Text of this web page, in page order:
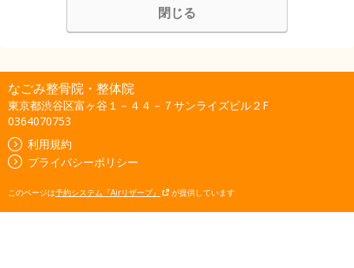
閉じる
なごみ整骨院・整体院
東京都渋谷区富ヶ谷１－４４－７サンライズビル２F
0364070753
利用規約
プライバシーポリシー
このページは予約システム『Airリザーブ』 が提供しています